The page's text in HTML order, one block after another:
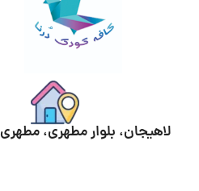
لاهیجان، بلوار مطهری، مطهری۵، پلاک ١٢